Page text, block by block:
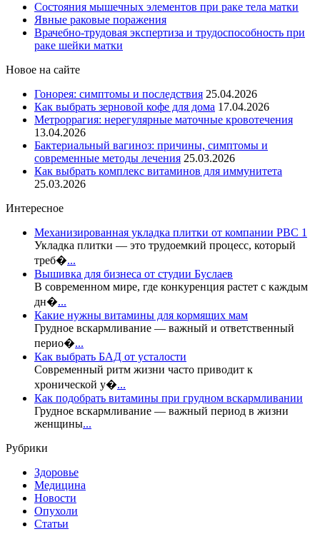
Состояния мышечных элементов при раке тела матки
Явные раковые поражения
Врачебно-трудовая экспертиза и трудоспособность при
раке шейки матки
Новое на сайте
Гонорея: симптомы и последствия 25.04.2026
Как выбрать зерновой кофе для дома 17.04.2026
Метроррагия: нерегулярные маточные кровотечения
13.04.2026
Бактериальный вагиноз: причины, симптомы и
современные методы лечения 25.03.2026
Как выбрать комплекс витаминов для иммунитета
25.03.2026
Интересное
Механизированная укладка плитки от компании РВС 1
Укладка плитки — это трудоемкий процесс, который
треб�...
Вышивка для бизнеса от студии Буслаев
В современном мире, где конкуренция растет с каждым
дн�...
Какие нужны витамины для кормящих мам
Грудное вскармливание — важный и ответственный
перио�...
Как выбрать БАД от усталости
Современный ритм жизни часто приводит к
хронической у�...
Как подобрать витамины при грудном вскармливании
Грудное вскармливание — важный период в жизни
женщины...
Рубрики
Здоровье
Медицина
Новости
Опухоли
Статьи